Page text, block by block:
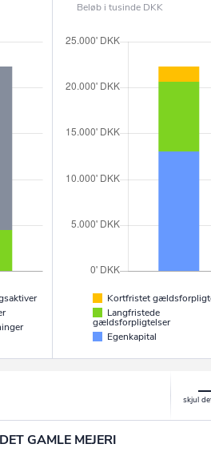
Beløb i tusinde DKK
Kortfristet
Langfristede
gældsforpligtelser
Egenkapital
GAMLE MEJERI